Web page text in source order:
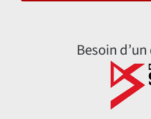
Besoin